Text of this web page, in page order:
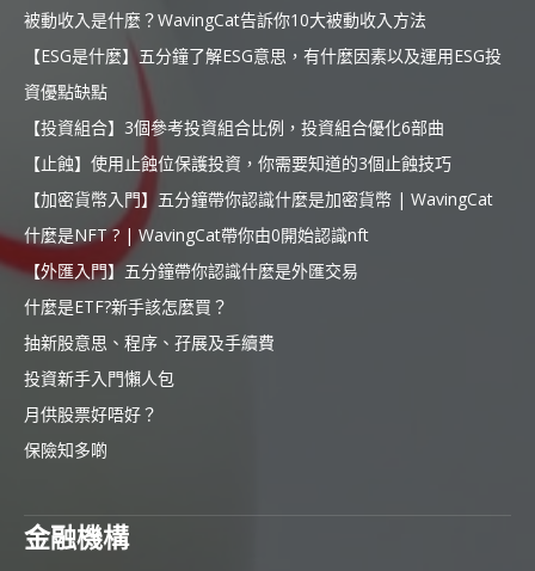
被動收入是什麼？WavingCat告訴你10大被動收入方法
【ESG是什麼】五分鐘了解ESG意思，有什麼因素以及運用ESG投
資優點缺點
【投資組合】3個參考投資組合比例，投資組合優化6部曲
【止蝕】使用止蝕位保護投資，你需要知道的3個止蝕技巧
【加密貨幣入門】五分鐘帶你認識什麼是加密貨幣 | WavingCat
什麼是NFT ? | WavingCat帶你由0開始認識nft
【外匯入門】五分鐘帶你認識什麼是外匯交易
什麼是ETF?新手該怎麼買？
抽新股意思、程序、孖展及手續費
投資新手入門懶人包
月供股票好唔好？
保險知多啲
金融機構